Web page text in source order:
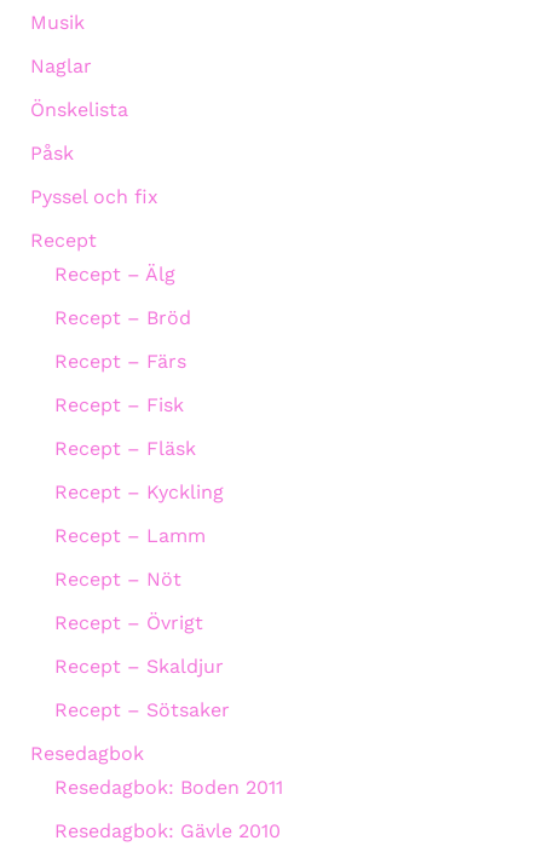
Musik
Naglar
Önskelista
Påsk
Pyssel och fix
Recept
Recept – Älg
Recept – Bröd
Recept – Färs
Recept – Fisk
Recept – Fläsk
Recept – Kyckling
Recept – Lamm
Recept – Nöt
Recept – Övrigt
Recept – Skaldjur
Recept – Sötsaker
Resedagbok
Resedagbok: Boden 2011
Resedagbok: Gävle 2010